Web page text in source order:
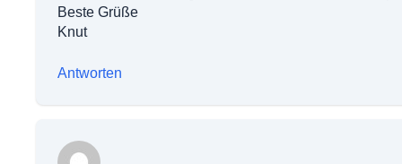
Beste Grüße
Knut
Antworten